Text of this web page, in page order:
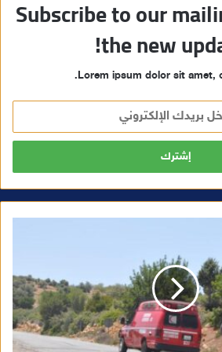
Subscribe to our
the new
Lorem ipsum dolor sit amet,